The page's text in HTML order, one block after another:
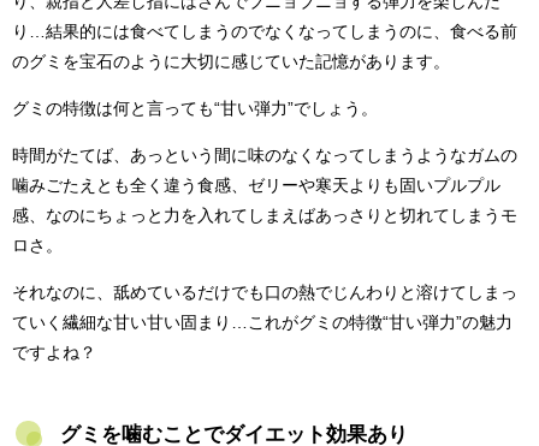
り…結果的には食べてしまうのでなくなってしまうのに、食べる前
のグミを宝石のように大切に感じていた記憶があります。
グミの特徴は何と言っても“甘い弾力”でしょう。
時間がたてば、あっという間に味のなくなってしまうようなガムの
噛みごたえとも全く違う食感、ゼリーや寒天よりも固いプルプル
感、なのにちょっと力を入れてしまえばあっさりと切れてしまうモ
ロさ。
それなのに、舐めているだけでも口の熱でじんわりと溶けてしまっ
ていく繊細な甘い甘い固まり…これがグミの特徴“甘い弾力”の魅力
ですよね？
グミを噛むことでダイエット効果あり